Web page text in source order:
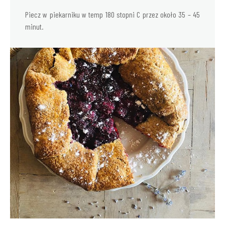
Piecz w piekarniku w temp 180 stopni C przez około 35 – 45
minut.